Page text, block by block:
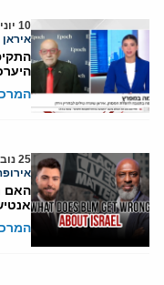
10 יוני, 2026
איראן
25 נובמבר, 2025